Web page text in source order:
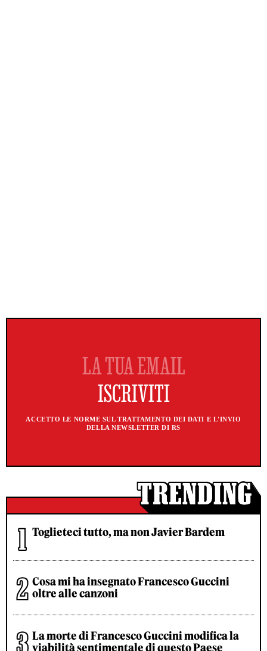
ACCETTO LE NORME SUL TRATTAMENTO DEI DATI E L'INVIO
DELLA NEWSLETTER DI RS
Toglieteci tutto, ma non Javier Bardem
Cosa mi ha insegnato Francesco Guccini
oltre alle canzoni
La morte di Francesco Guccini modifica la
viabilità sentimentale di questo Paese